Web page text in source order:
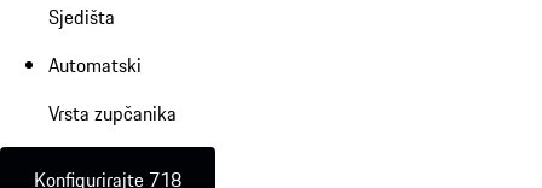
Sjedišta
Automatski
Vrsta zupčanika
Konfigurirajte 718